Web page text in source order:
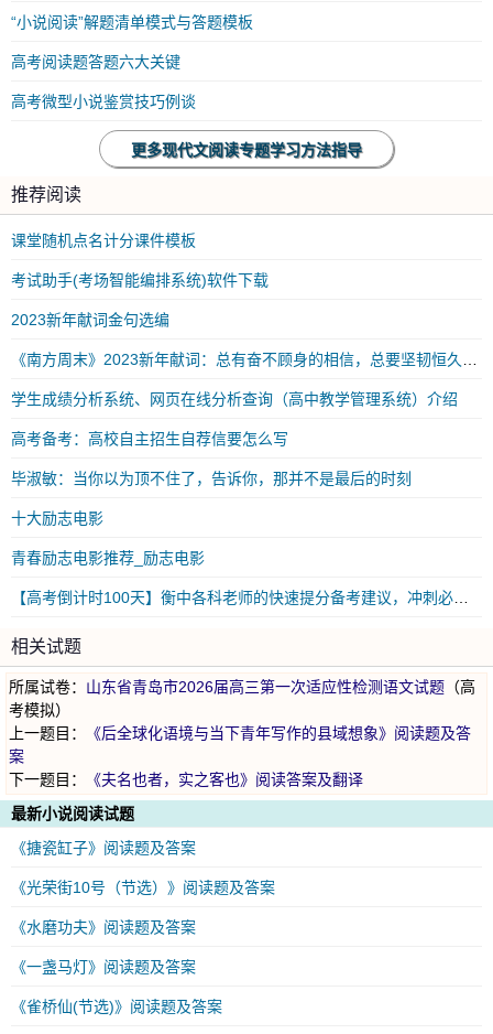
“小说阅读”解题清单模式与答题模板
高考阅读题答题六大关键
高考微型小说鉴赏技巧例谈
更多现代文阅读专题学习方法指导
推荐阅读
课堂随机点名计分课件模板
考试助手(考场智能编排系统)软件下载
2023新年献词金句选编
学生成绩分析系统、网页在线分析查询（高中教学管理系统）介绍
高考备考：高校自主招生自荐信要怎么写
毕淑敏：当你以为顶不住了，告诉你，那并不是最后的时刻
十大励志电影
青春励志电影推荐_励志电影
相关试题
所属试卷： 山东省青岛市2026届高三第一次适应性检测语文试题 （高
考模拟）
上一题目：
《后全球化语境与当下青年写作的县域想象》阅读题及答
案
下一题目：
《夫名也者，实之客也》阅读答案及翻译
最新小说阅读试题
《搪瓷缸子》阅读题及答案
《光荣街10号（节选）》阅读题及答案
《水磨功夫》阅读题及答案
《一盏马灯》阅读题及答案
《雀桥仙(节选)》阅读题及答案